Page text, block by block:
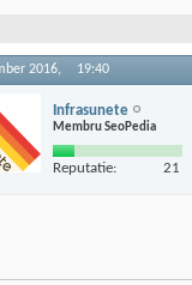
2016, 19:40
Infrasunete
Membru SeoPedia
Reputatie: 21